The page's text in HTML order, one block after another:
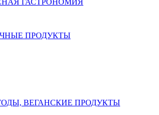
ГАСТРОНОМИЯ
ПРОДУКТЫ
ВЕГАНСКИЕ ПРОДУКТЫ